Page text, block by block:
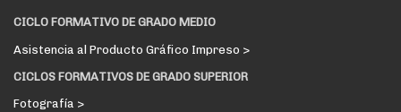
CICLO FORMATIVO DE GRADO MEDIO
Asistencia al Producto Gráfico Impreso >
CICLOS FORMATIVOS DE GRADO SUPERIOR
Fotografía >